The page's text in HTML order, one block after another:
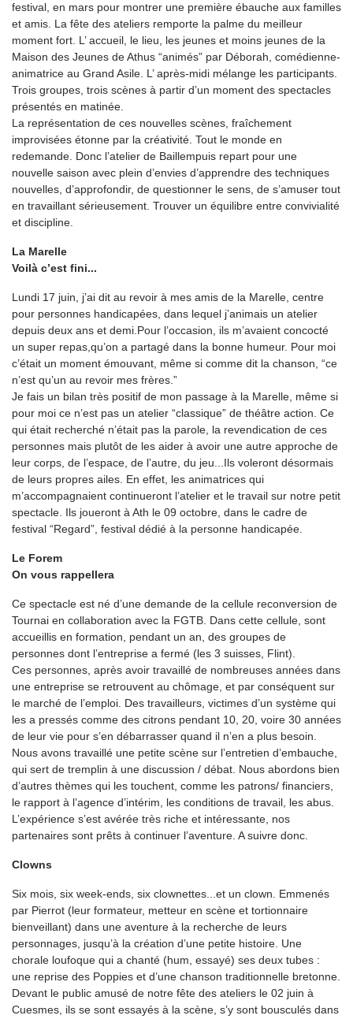
festival, en mars pour montrer une première ébauche aux familles
et amis. La fête des ateliers remporte la palme du meilleur
moment fort. L’ accueil, le lieu, les jeunes et moins jeunes de la
Maison des Jeunes de Athus “animés” par Déborah, comédienne-
animatrice au Grand Asile. L’ après-midi mélange les participants.
Trois groupes, trois scènes à partir d’un moment des spectacles
présentés en matinée.
La représentation de ces nouvelles scènes, fraîchement
improvisées étonne par la créativité. Tout le monde en
redemande. Donc l’atelier de Baillempuis repart pour une
nouvelle saison avec plein d’envies d’apprendre des techniques
nouvelles, d’approfondir, de questionner le sens, de s’amuser tout
en travaillant sérieusement. Trouver un équilibre entre convivialité
et discipline.
La Marelle
Voilà c’est fini...
Lundi 17 juin, j’ai dit au revoir à mes amis de la Marelle, centre
pour personnes handicapées, dans lequel j’animais un atelier
depuis deux ans et demi.Pour l’occasion, ils m’avaient concocté
un super repas,qu’on a partagé dans la bonne humeur. Pour moi
c’était un moment émouvant, même si comme dit la chanson, “ce
n’est qu’un au revoir mes frères.”
Je fais un bilan très positif de mon passage à la Marelle, même si
pour moi ce n’est pas un atelier “classique” de théâtre action. Ce
qui était recherché n’était pas la parole, la revendication de ces
personnes mais plutôt de les aider à avoir une autre approche de
leur corps, de l’espace, de l’autre, du jeu...Ils voleront désormais
de leurs propres ailes. En effet, les animatrices qui
m’accompagnaient continueront l’atelier et le travail sur notre petit
spectacle. Ils joueront à Ath le 09 octobre, dans le cadre de
festival “Regard”, festival dédié à la personne handicapée.
Le Forem
On vous rappellera
Ce spectacle est né d’une demande de la cellule reconversion de
Tournai en collaboration avec la FGTB. Dans cette cellule, sont
accueillis en formation, pendant un an, des groupes de
personnes dont l’entreprise a fermé (les 3 suisses, Flint).
Ces personnes, après avoir travaillé de nombreuses années dans
une entreprise se retrouvent au chômage, et par conséquent sur
le marché de l’emploi. Des travailleurs, victimes d’un système qui
les a pressés comme des citrons pendant 10, 20, voire 30 années
de leur vie pour s’en débarrasser quand il n’en a plus besoin.
Nous avons travaillé une petite scène sur l’entretien d’embauche,
qui sert de tremplin à une discussion / débat. Nous abordons bien
d’autres thèmes qui les touchent, comme les patrons/ financiers,
le rapport à l’agence d’intérim, les conditions de travail, les abus.
L’expérience s’est avérée très riche et intéressante, nos
partenaires sont prêts à continuer l’aventure. A suivre donc.
Clowns
Six mois, six week-ends, six clownettes...et un clown. Emmenés
par Pierrot (leur formateur, metteur en scène et tortionnaire
bienveillant) dans une aventure à la recherche de leurs
personnages, jusqu’à la création d’une petite histoire. Une
chorale loufoque qui a chanté (hum, essayé) ses deux tubes :
une reprise des Poppies et d’une chanson traditionnelle bretonne.
Devant le public amusé de notre fête des ateliers le 02 juin à
Cuesmes, ils se sont essayés à la scène, s’y sont bousculés dans